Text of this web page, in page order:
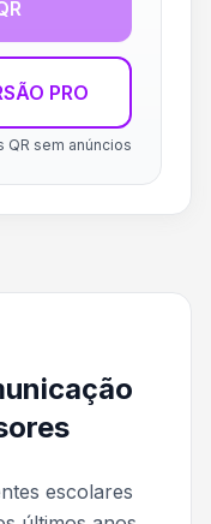
PRO
sem anúncios
escolares